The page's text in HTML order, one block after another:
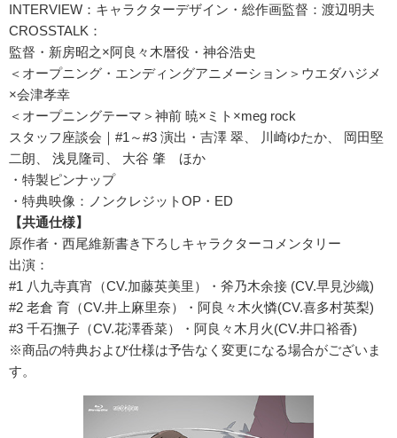
INTERVIEW：キャラクターデザイン・総作画監督：渡辺明夫
CROSSTALK：
監督・新房昭之×阿良々木暦役・神谷浩史
＜オープニング・エンディングアニメーション＞ウエダハジメ
×会津孝幸
＜オープニングテーマ＞神前 暁×ミト×meg rock
スタッフ座談会｜#1～#3 演出・吉澤 翠、 川崎ゆたか、 岡田堅
二朗、 浅見隆司、 大谷 肇 ほか
・特製ピンナップ
・特典映像：ノンクレジットOP・ED
【共通仕様】
原作者・西尾維新書き下ろしキャラクターコメンタリー
出演：
#1 八九寺真宵（CV.加藤英美里）・斧乃木余接 (CV.早見沙織)
#2 老倉 育（CV.井上麻里奈）・阿良々木火憐(CV.喜多村英梨)
#3 千石撫子（CV.花澤香菜）・阿良々木月火(CV.井口裕香)
※商品の特典および仕様は予告なく変更になる場合がございま
す。